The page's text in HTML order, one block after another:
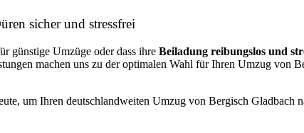
sicher und stressfrei
günstige Umzüge oder dass ihre Beiladung reibungslos und
machen uns zu der optimalen Wahl für Ihren Umzug von
um Ihren deutschlandweiten Umzug von Bergisch Gladbach